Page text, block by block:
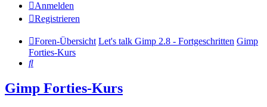
Anmelden
Registrieren
Foren-Übersicht Let's talk Gimp 2.8 - Fortgeschritten Gimp
Forties-Kurs
Suche
Gimp Forties-Kurs